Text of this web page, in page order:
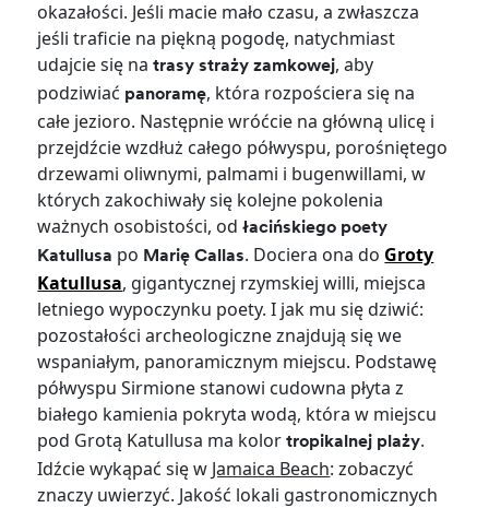
okazałości. Jeśli macie mało czasu, a zwłaszcza
jeśli traficie na piękną pogodę, natychmiast
udajcie się natrasy straży zamkowej, aby
podziwiać panoramę, która rozpościera się na
całe jezioro. Następnie wróćcie na główną ulicę i
przejdźcie wzdłuż całego półwyspu, porośniętego
drzewami oliwnymi, palmami i bugenwillami, w
których zakochiwały się kolejne pokolenia
ważnych osobistości, odłacińskiego poety
Katullusa po Marię Callas. Dociera ona do Groty
Katullusa, gigantycznej rzymskiej willi, miejsca
letniego wypoczynku poety. I jak mu się dziwić:
pozostałości archeologiczne znajdują się we
wspaniałym, panoramicznym miejscu. Podstawę
półwyspu Sirmione stanowi cudowna płyta z
białego kamienia pokryta wodą, która w miejscu
pod Grotą Katullusa ma kolortropikalnej plaży.
Idźcie wykąpać się w Jamaica Beach: zobaczyć
znaczy uwierzyć. Jakość lokali gastronomicznych